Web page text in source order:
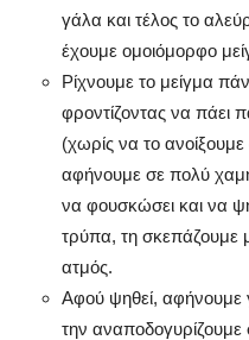
γάλα και τέλος το
έχουμε ομοιόμορφο
Ρίχνουμε το μείγμα
φροντίζοντας να πάει
(χωρίς να το ανοίξουμε
αφήνουμε σε πολύ
να φουσκώσει και να
τρύπα, τη σκεπάζουμε
ατμός.
Αφού ψηθεί, αφήνουμε
την